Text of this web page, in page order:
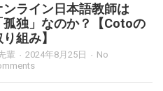
ンライン日本語教師は
孤独」なのか？【Cotoの
組み】
輩 2024年8月25日
No